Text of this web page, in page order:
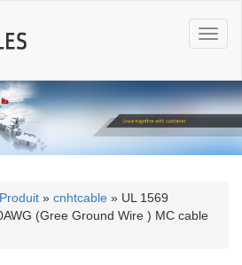
T
o
g
l
n
a
Produit » cnhtcable » UL 1569
(Gree Ground Wire ) MC cable